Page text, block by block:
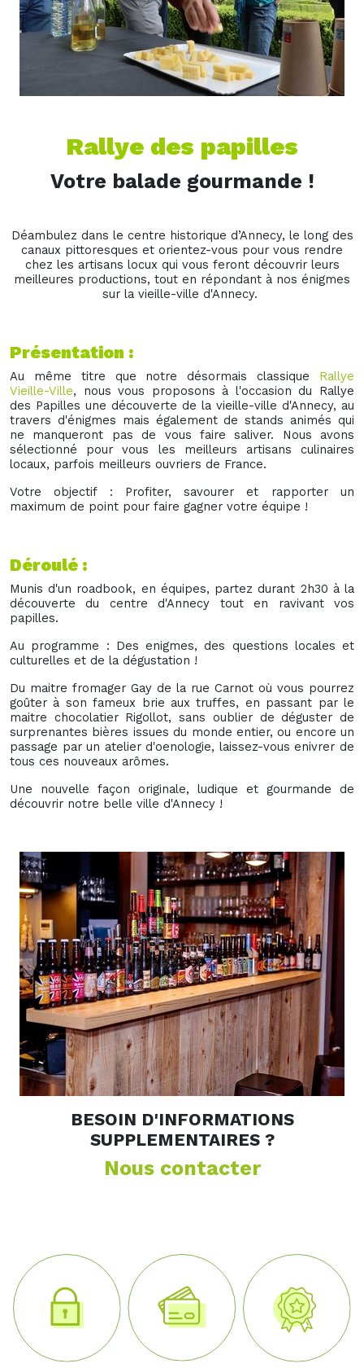
Rallye des papilles
Votre balade gourmande !
Déambulez dans le centre historique d’Annecy, le long des
canaux pittoresques et orientez-vous pour vous rendre
chez les artisans locux qui vous feront découvrir leurs
meilleures productions, tout en répondant à nos énigmes
sur la vieille-ville d'Annecy.
Présentation :
Au même titre que notre désormais classique Rallye
Vieille-Ville, nous vous proposons à l'occasion du Rallye
des Papilles une découverte de la vieille-ville d'Annecy, au
travers d'énigmes mais également de stands animés qui
ne manqueront pas de vous faire saliver. Nous avons
sélectionné pour vous les meilleurs artisans culinaires
locaux, parfois meilleurs ouvriers de France.
Votre objectif : Profiter, savourer et rapporter un
maximum de point pour faire gagner votre équipe !
Déroulé :
Munis d'un roadbook, en équipes, partez durant 2h30 à la
découverte du centre d'Annecy tout en ravivant vos
papilles.
Au programme : Des enigmes, des questions locales et
culturelles et de la dégustation !
Du maitre fromager Gay de la rue Carnot où vous pourrez
goûter à son fameux brie aux truffes, en passant par le
maitre chocolatier Rigollot, sans oublier de déguster de
surprenantes bières issues du monde entier, ou encore un
passage par un atelier d'oenologie, laissez-vous enivrer de
tous ces nouveaux arômes.
Une nouvelle façon originale, ludique et gourmande de
découvrir notre belle ville d'Annecy !
BESOIN D'INFORMATIONS
SUPPLEMENTAIRES ?
Nous contacter